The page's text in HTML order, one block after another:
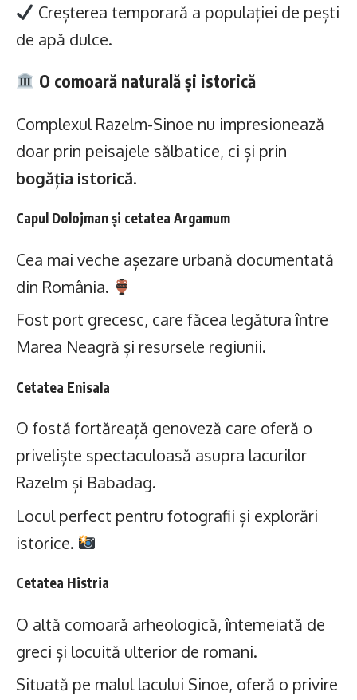
Creșterea temporară a populației de pești
de apă dulce.
O comoară naturală și istorică
Complexul Razelm-Sinoe nu impresionează
doar prin peisajele sălbatice, ci și prin
bogăția istorică.
Capul Dolojman și cetatea Argamum
Cea mai veche așezare urbană documentată
din România.
Fost port grecesc, care făcea legătura între
Marea Neagră și resursele regiunii.
Cetatea Enisala
O fostă fortăreață genoveză care oferă o
priveliște spectaculoasă asupra lacurilor
Razelm și Babadag.
Locul perfect pentru fotografii și explorări
istorice.
Cetatea Histria
O altă comoară arheologică, întemeiată de
greci și locuită ulterior de romani.
Situată pe malul lacului Sinoe, oferă o privire